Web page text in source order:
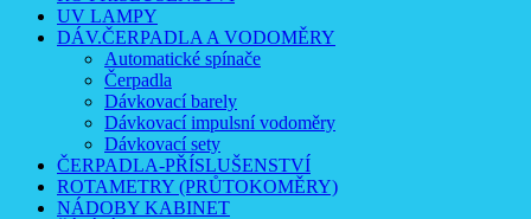
UV LAMPY
DÁV.ČERPADLA A VODOMĚRY
Automatické spínače
Čerpadla
Dávkovací barely
Dávkovací impulsní vodoměry
Dávkovací sety
ČERPADLA-PŘÍSLUŠENSTVÍ
ROTAMETRY (PRŮTOKOMĚRY)
NÁDOBY KABINET